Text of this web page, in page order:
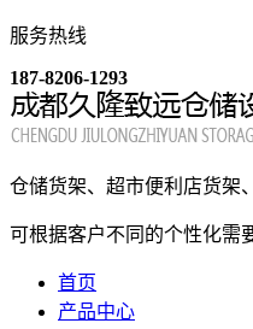
服务热线
187-8206-1293
仓储货架、超市便利店货架
可根据客户不同的个性化需
首页
产品中心